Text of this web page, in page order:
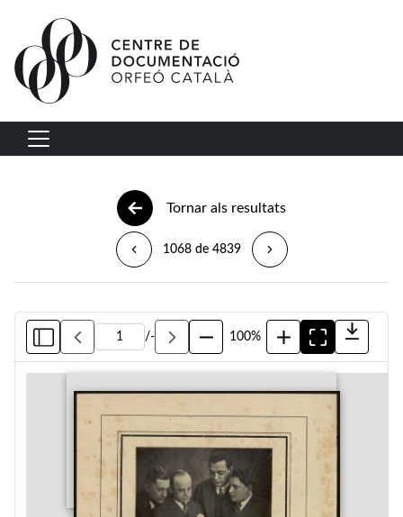
Vés al contingut
Navegació principal
Tornar als resultats
1068 de 4839
/- 100%